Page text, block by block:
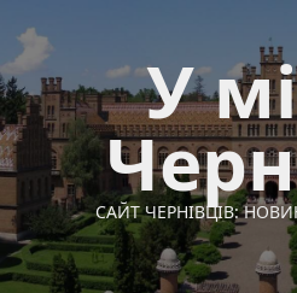
до
вмісту
У
САЙТ ЧЕРНІВЦІВ: